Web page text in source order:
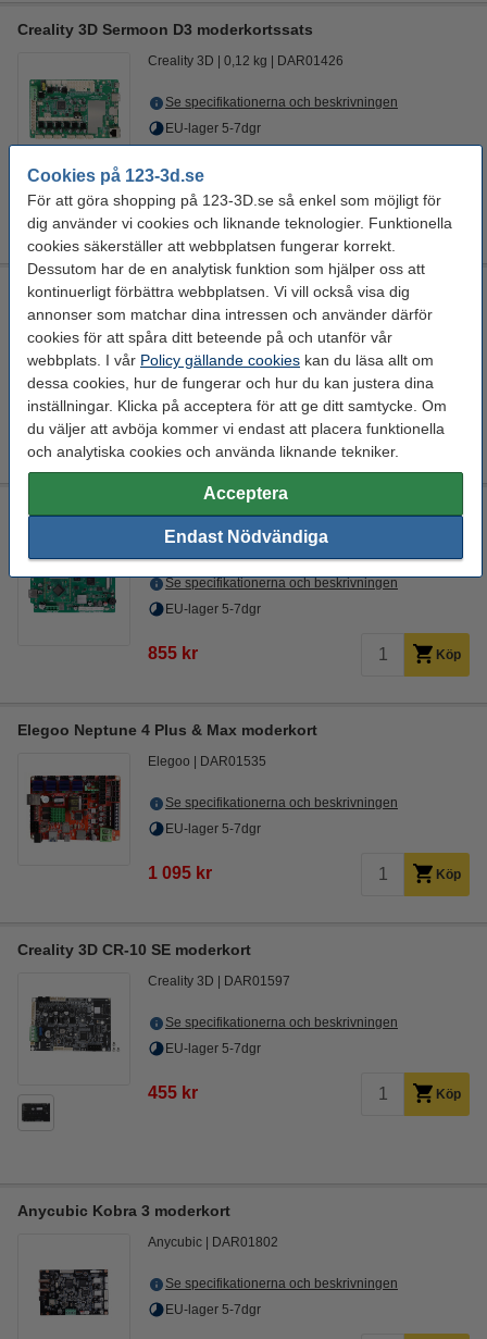
Cookies på 123-3d.se
För att göra shopping på 123-3D.se så enkel som möjligt för
dig använder vi cookies och liknande teknologier. Funktionella
cookies säkerställer att webbplatsen fungerar korrekt.
Dessutom har de en analytisk funktion som hjälper oss att
kontinuerligt förbättra webbplatsen. Vi vill också visa dig
annonser som matchar dina intressen och använder därför
cookies för att spåra ditt beteende på och utanför vår
webbplats. I vår Policy gällande cookies kan du läsa allt om
dessa cookies, hur de fungerar och hur du kan justera dina
inställningar. Klicka på acceptera för att ge ditt samtycke. Om
du väljer att avböja kommer vi endast att placera funktionella
och analytiska cookies och använda liknande tekniker.
Acceptera
Endast Nödvändiga
Creality 3D Sermoon D3 moderkortssats
Creality 3D 0,12 kg DAR01426
Se specifikationerna och beskrivningen
EU-lager 5-7dgr
1 095 kr
Elegoo Mars 4 moderkort
Elegoo DAR01500
Se specifikationerna och beskrivningen
EU-lager 5-7dgr
755 kr Köp
Elegoo DAR01506
Se specifikationerna och beskrivningen
EU-lager 5-7dgr
855 kr Köp
Elegoo Neptune 4 Plus & Max moderkort
Elegoo DAR01535
Se specifikationerna och beskrivningen
EU-lager 5-7dgr
1 095 kr Köp
Creality 3D CR-10 SE moderkort
Creality 3D DAR01597
Se specifikationerna och beskrivningen
EU-lager 5-7dgr
455 kr Köp
Anycubic Kobra 3 moderkort
Anycubic DAR01802
Se specifikationerna och beskrivningen
EU-lager 5-7dgr